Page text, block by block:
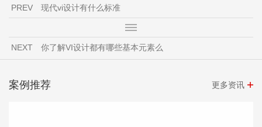
PREV 现代vi设计有什么标准
NEXT 你了解VI设计都有哪些基本元素么
案例推荐 更多资讯